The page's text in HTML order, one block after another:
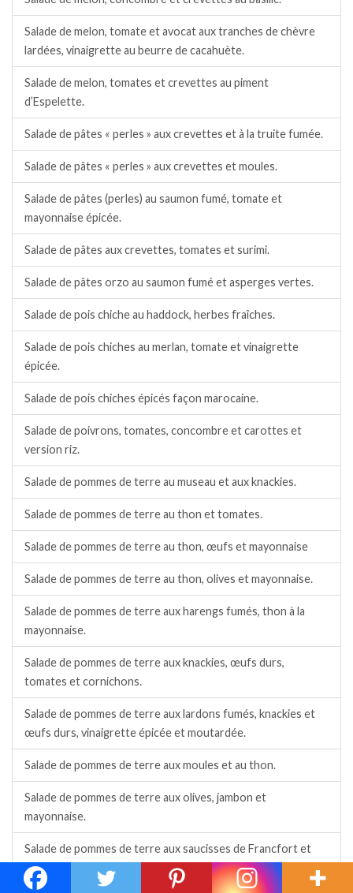
Salade de melon, tomate et avocat aux tranches de chèvre
lardées, vinaigrette au beurre de cacahuète.
Salade de melon, tomates et crevettes au piment
d’Espelette.
Salade de pâtes « perles » aux crevettes et à la truite fumée.
Salade de pâtes « perles » aux crevettes et moules.
Salade de pâtes (perles) au saumon fumé, tomate et
mayonnaise épicée.
Salade de pâtes aux crevettes, tomates et surimi.
Salade de pâtes orzo au saumon fumé et asperges vertes.
Salade de pois chiche au haddock, herbes fraîches.
Salade de pois chiches au merlan, tomate et vinaigrette
épicée.
Salade de pois chiches épicés façon marocaine.
Salade de poivrons, tomates, concombre et carottes et
version riz.
Salade de pommes de terre au museau et aux knackies.
Salade de pommes de terre au thon et tomates.
Salade de pommes de terre au thon, œufs et mayonnaise
Salade de pommes de terre au thon, olives et mayonnaise.
Salade de pommes de terre aux harengs fumés, thon à la
mayonnaise.
Salade de pommes de terre aux knackies, œufs durs,
tomates et cornichons.
Salade de pommes de terre aux lardons fumés, knackies et
œufs durs, vinaigrette épicée et moutardée.
Salade de pommes de terre aux moules et au thon.
Salade de pommes de terre aux olives, jambon et
mayonnaise.
Salade de pommes de terre aux saucisses de Francfort et
Strasbourg, tomates et poivrons cuits.